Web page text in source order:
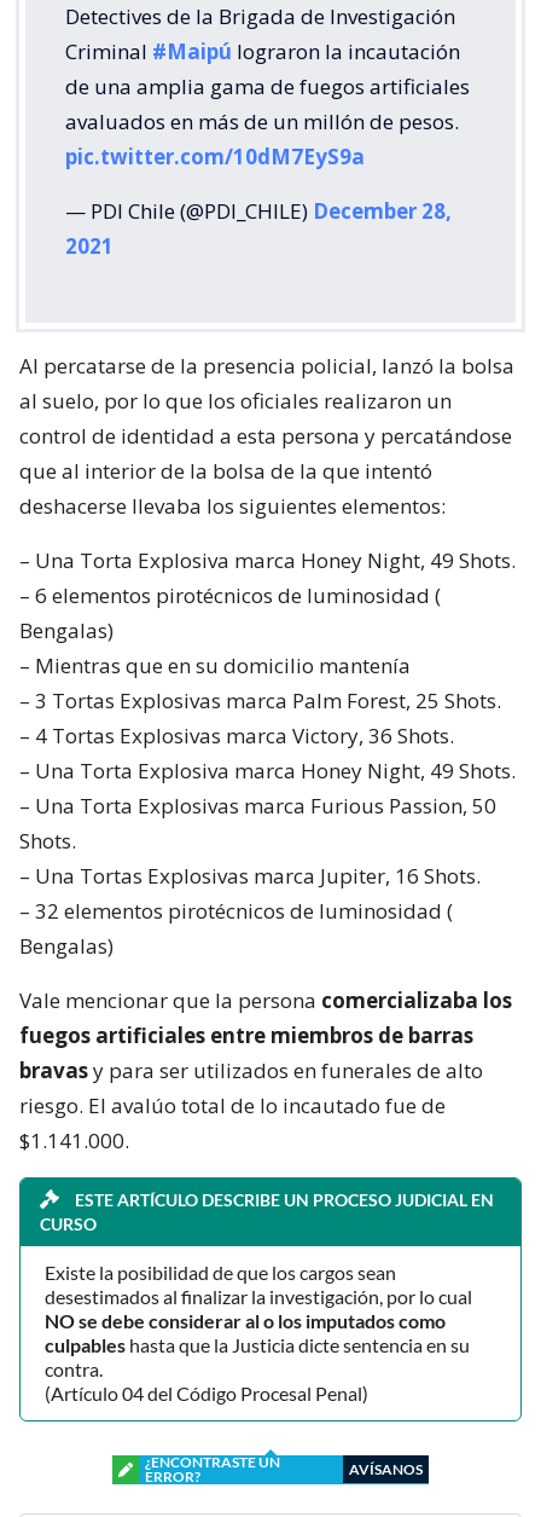
Detectives de la Brigada de Investigación
Criminal #Maipú lograron la incautación
de una amplia gama de fuegos artificiales
avaluados en más de un millón de pesos.
pic.twitter.com/10dM7EyS9a
— PDI Chile (@PDI_CHILE) December 28,
2021
Al percatarse de la presencia policial, lanzó la bolsa
al suelo, por lo que los oficiales realizaron un
control de identidad a esta persona y percatándose
que al interior de la bolsa de la que intentó
deshacerse llevaba los siguientes elementos:
– Una Torta Explosiva marca Honey Night, 49 Shots.
– 6 elementos pirotécnicos de luminosidad (
Bengalas)
– Mientras que en su domicilio mantenía
– 3 Tortas Explosivas marca Palm Forest, 25 Shots.
– 4 Tortas Explosivas marca Victory, 36 Shots.
– Una Torta Explosiva marca Honey Night, 49 Shots.
– Una Torta Explosivas marca Furious Passion, 50
Shots.
– Una Tortas Explosivas marca Jupiter, 16 Shots.
– 32 elementos pirotécnicos de luminosidad (
Bengalas)
Vale mencionar que la persona comercializaba los
fuegos artificiales entre miembros de barras
bravasy para ser utilizados en funerales de alto
riesgo. El avalúo total de lo incautado fue de
$1.141.000.
ESTE ARTÍCULO DESCRIBE UN PROCESO JUDICIAL EN
CURSO
Existe la posibilidad de que los cargos sean
desestimados al finalizar la investigación, por lo cual
NO se debe considerar al o los imputados como
culpables hasta que la Justicia dicte sentencia en su
contra.
(Artículo 04 del Código Procesal Penal)
¿ENCONTRASTE UN
ERROR?
AVÍSANOS